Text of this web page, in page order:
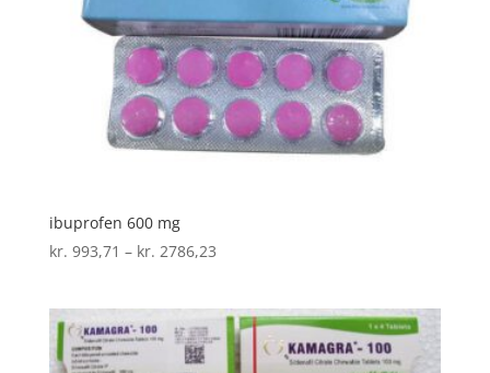
ibuprofen 600 mg
kr. 993,71 – kr. 2786,23Prisinterval:
kr. 2786,23